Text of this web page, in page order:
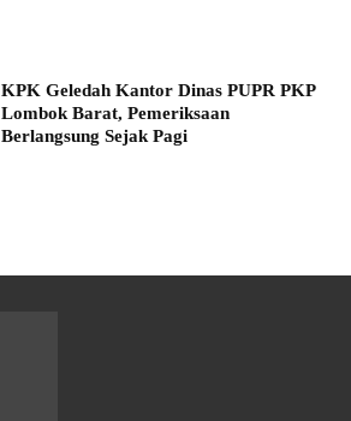
KPK Geledah Kantor Dinas PUPR PKP
Lombok Barat, Pemeriksaan
Berlangsung Sejak Pagi